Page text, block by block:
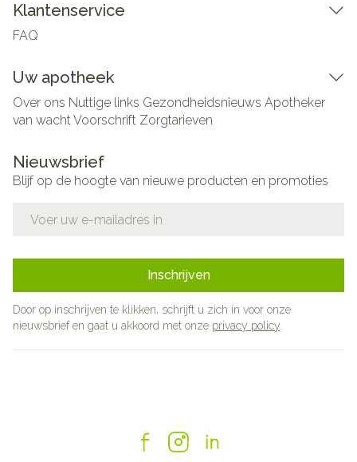
Klantenservice
FAQ
Uw apotheek
Over ons Nuttige links Gezondheidsnieuws Apotheker
van wachtVoorschrift Zorgtarieven
Nieuwsbrief
Blijf op de hoogte van nieuwe producten en promoties
Inschrijven
Door op inschrijven te klikken, schrijft u zich in voor onze
nieuwsbrief en gaat u akkoord met onze privacy policy